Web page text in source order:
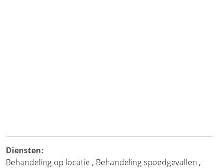
Diensten:
Behandeling op locatie , Behandeling spoedgevallen ,